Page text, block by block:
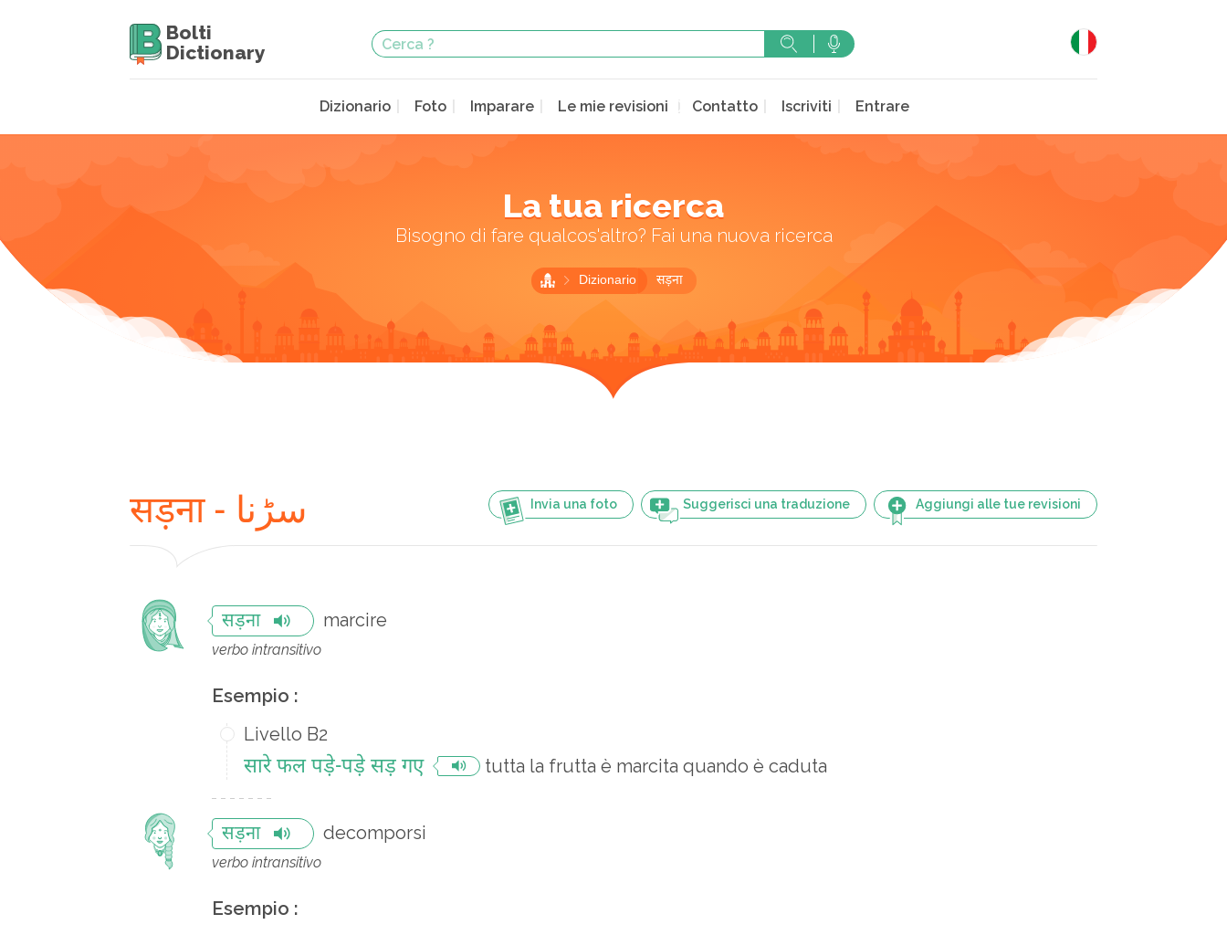
Bolti
Dictionary
Dizionario Foto Imparare Le mie revisioni Contatto Iscriviti Entrare
La tua ricerca
Bisogno di fare qualcos'altro? Fai una nuova ricerca
Dizionario सड़ना
Invia una foto Suggerisci una traduzione Aggiungi alle tue revisioni सड़ना - سڑنا
सड़ना marcire
verbo intransitivo
Esempio :
Livello B2
सारे फल पड़े-पड़े सड़ गए tutta la frutta è marcita quando è caduta
सड़ना decomporsi
verbo intransitivo
Esempio :